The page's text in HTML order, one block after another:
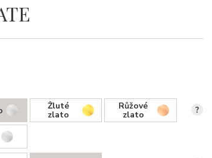
Žluté
zlato
Růžové
zlato
?